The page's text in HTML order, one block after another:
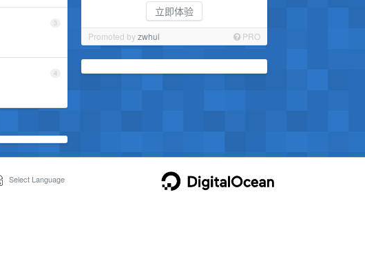
立即体验
Promoted byzwhui PRO
3
4
Select Language